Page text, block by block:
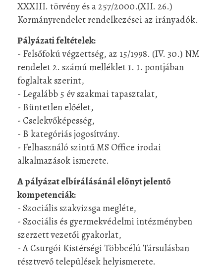
XXXIII. törvény és a 257/2000.(XII. 26.)
Kormányrendelet rendelkezései az irányadók.
Pályázati feltételek:
- Felsőfokú végzettség, az 15/1998. (IV. 30.) NM
rendelet 2. számú melléklet 1. 1. pontjában
foglaltak szerint,
- Legalább 5 év szakmai tapasztalat,
- Büntetlen előélet,
- Cselekvőképesség,
- B kategóriás jogosítvány.
- Felhasználó szintű MS Office irodai
alkalmazások ismerete.
A pályázat elbírálásánál előnyt jelentő
kompetenciák:
- Szociális szakvizsga megléte,
- Szociális és gyermekvédelmi intézményben
szerzett vezetői gyakorlat,
- A Csurgói Kistérségi Többcélú Társulásban
résztvevő települések helyismerete.